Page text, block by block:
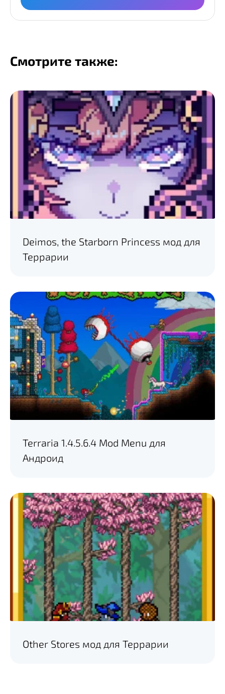
Смотрите также:
Deimos, the Starborn Princess мод для
Террарии
Terraria 1.4.5.6.4 Mod Menu для
Андроид
Other Stores мод для Террарии